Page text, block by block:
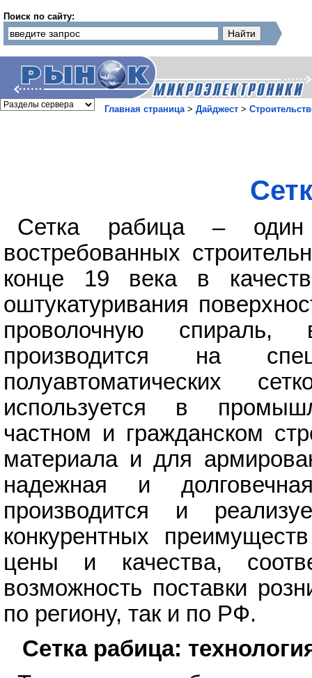
Поиск по сайту:
Главная страница> Дайджест >
Сетка рабица –
востребованных
конце 19 века в
оштукатуривания
проволочную
производится на
полуавтоматических
используется в
частном и гражданском
материала и для
надежная и
производится и
конкурентных
цены и качества,
возможность поставки
по региону, так и по РФ.
Сетка рабица: